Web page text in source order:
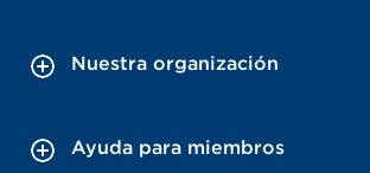
Nuestra organización
Ayuda para miembros